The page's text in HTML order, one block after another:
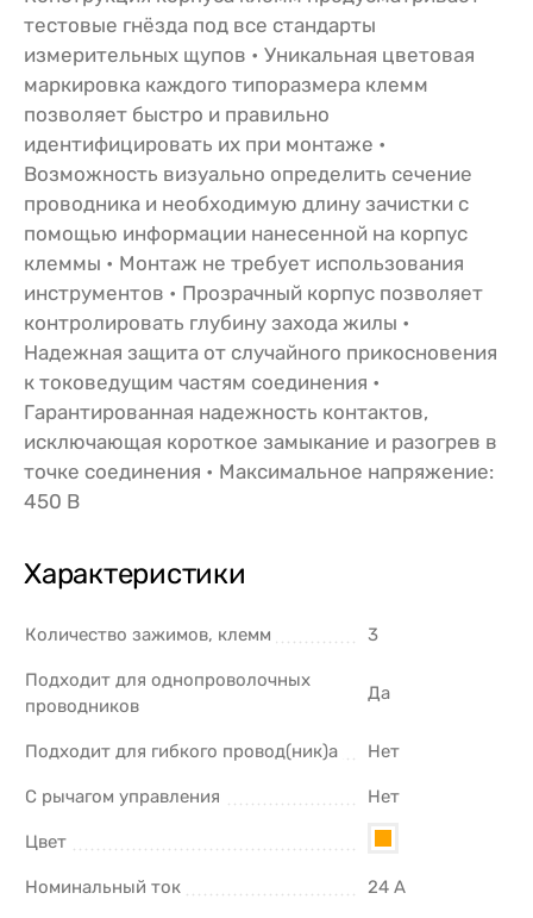
тестовые гнёзда под все стандарты
измерительных щупов • Уникальная цветовая
маркировка каждого типоразмера клемм
позволяет быстро и правильно
идентифицировать их при монтаже •
Возможность визуально определить сечение
проводника и необходимую длину зачистки с
помощью информации нанесенной на корпус
клеммы • Монтаж не требует использования
инструментов • Прозрачный корпус позволяет
контролировать глубину захода жилы •
Надежная защита от случайного прикосновения
к токоведущим частям соединения •
Гарантированная надежность контактов,
исключающая короткое замыкание и разогрев в
точке соединения • Максимальное напряжение:
450 В
Характеристики
Количество зажимов, клемм 3
Подходит для однопроволочных
проводников
Да
Подходит для гибкого провод(ник)а Нет
С рычагом управления Нет
Цвет
Номинальный ток 24 А